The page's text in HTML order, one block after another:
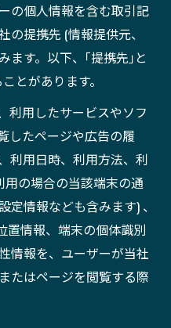
の個人情報を含む取引記
提携先 (情報提供元、
ます。以下、｢提携先｣と
とがあります。
利用したサービスやソフ
したページや広告の履
利用日時、利用方法、利
の場合の当該端末の通
情報なども含みます) 、
置情報、端末の個体識別
情報を、ユーザーが当社
たはページを閲覧する際